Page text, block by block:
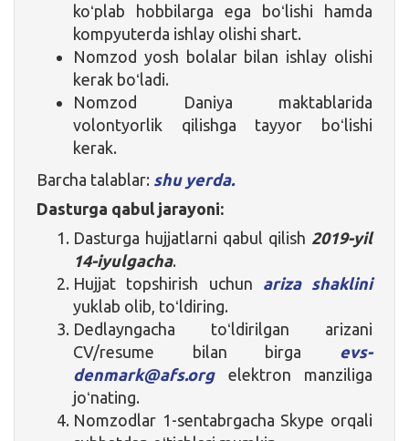
koʻplab hobbilarga ega boʻlishi hamda
kompyuterda ishlay olishi shart.
Nomzod yosh bolalar bilan ishlay olishi
kerak boʻladi.
Nomzod Daniya maktablarida
volontyorlik qilishga tayyor boʻlishi
kerak.
Barcha talablar: shu yerda.
Dasturga qabul jarayoni:
Dasturga hujjatlarni qabul qilish 2019-yil
14-iyulgacha.
Hujjat topshirish uchun ariza shaklini
yuklab olib, toʻldiring.
Dedlayngacha toʻldirilgan arizani
CV/resume bilan birga evs-
denmark@afs.orgelektron manziliga
joʻnating.
Nomzodlar 1-sentabrgacha Skype orqali